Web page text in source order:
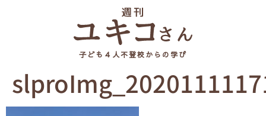
子ども４人不登校からの学び